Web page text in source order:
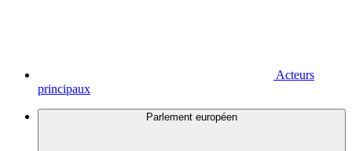
Acteurs
principaux
Parlement européen